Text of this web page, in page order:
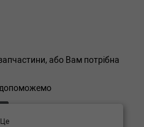
або Вам потрібна
допоможемо